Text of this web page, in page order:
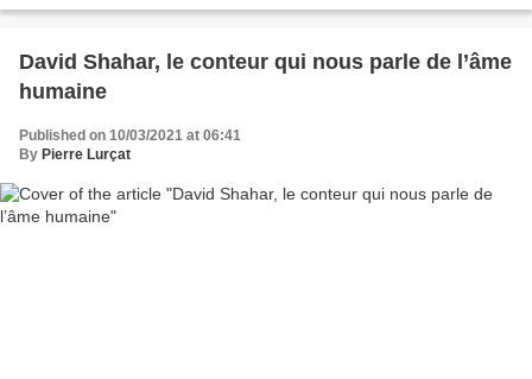
David Shahar, le conteur qui nous parle de l’âme
humaine
Published on 10/03/2021 at 06:41
By Pierre Lurçat